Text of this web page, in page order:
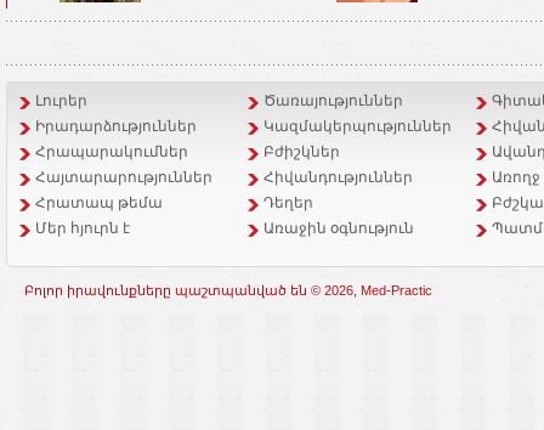
Լուրեր Ծառայություններ
Իրադարձություններ
Կազմակերպություններ
Հրապարակումներ
Բժիշկներ
Հայտարարություններ
Հիվանդություններ
Հրատապ թեմա
Դեղեր
Մեր հյուրն է
Առաջին օգնություն
Բոլոր իրավունքները պաշտպանված են © 2026, Med-Practic